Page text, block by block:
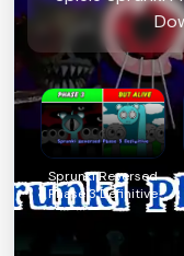
Sprunki Reversed
Phase 3 Definitive